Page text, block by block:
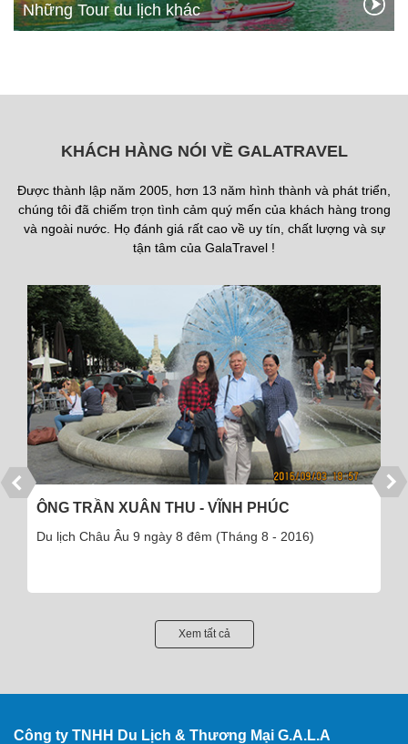
Những Tour du lịch khác
KHÁCH HÀNG NÓI VỀ GALATRAVEL
Được thành lập năm 2005, hơn 13 năm hình thành và phát triển,
chúng tôi đã chiếm trọn tình cảm quý mến của khách hàng trong
và ngoài nước. Họ đánh giá rất cao về uy tín, chất lượng và sự
tận tâm của GalaTravel !
ÔNG TRẦN XUÂN THU - VĨNH PHÚC
Du lịch Châu Âu 9 ngày 8 đêm (Tháng 8 - 2016)
Xem tất cả
Công ty TNHH Du Lịch & Thương Mại G.A.L.A